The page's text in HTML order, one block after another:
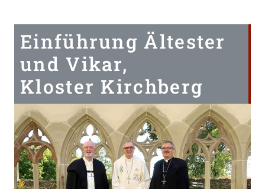
Einführung Ältester
und Vikar,
Kloster Kirchberg